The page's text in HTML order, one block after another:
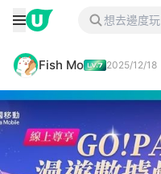
Fish Mo 2025/12/18